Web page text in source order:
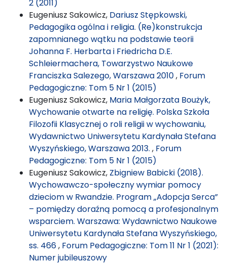
2 (2011)
Eugeniusz Sakowicz, Dariusz Stępkowski,
Pedagogika ogólna i religia. (Re)konstrukcja
zapomnianego wątku na podstawie teorii
Johanna F. Herbarta i Friedricha D.E.
Schleiermachera, Towarzystwo Naukowe
Franciszka Salezego, Warszawa 2010, Forum
Pedagogiczne: Tom 5 Nr 1 (2015)
Eugeniusz Sakowicz, Maria Małgorzata Boużyk,
Wychowanie otwarte na religię. Polska Szkoła
Filozofii Klasycznej o roli religii w wychowaniu,
Wydawnictwo Uniwersytetu Kardynała Stefana
Wyszyńskiego, Warszawa 2013. , Forum
Pedagogiczne: Tom 5 Nr 1 (2015)
Eugeniusz Sakowicz, Zbigniew Babicki (2018).
Wychowawczo-społeczny wymiar pomocy
dzieciom w Rwandzie. Program „Adopcja Serca”
– pomiędzy doraźną pomocą a profesjonalnym
wsparciem. Warszawa: Wydawnictwo Naukowe
Uniwersytetu Kardynała Stefana Wyszyńskiego,
ss. 466, Forum Pedagogiczne: Tom 11 Nr 1 (2021):
Numer jubileuszowy